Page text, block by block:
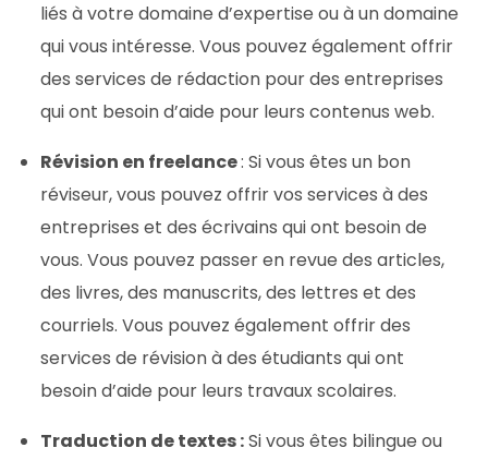
liés à votre domaine d’expertise ou à un domaine
qui vous intéresse. Vous pouvez également offrir
des services de rédaction pour des entreprises
qui ont besoin d’aide pour leurs contenus web.
Révision en freelance: Si vous êtes un bon
réviseur, vous pouvez offrir vos services à des
entreprises et des écrivains qui ont besoin de
vous. Vous pouvez passer en revue des articles,
des livres, des manuscrits, des lettres et des
courriels. Vous pouvez également offrir des
services de révision à des étudiants qui ont
besoin d’aide pour leurs travaux scolaires.
Traduction de textes :Si vous êtes bilingue ou